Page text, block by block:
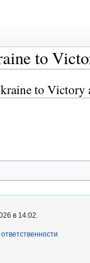
to
to Victory
в 14:02.